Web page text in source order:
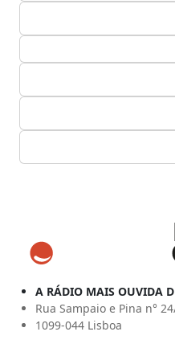
A RÁDIO MAIS OUVIDA
Rua Sampaio e Pina n°
1099-044 Lisboa